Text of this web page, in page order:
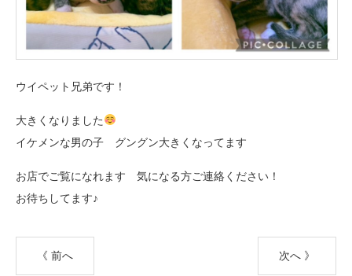
ウイペット兄弟です！
大きくなりました
イケメンな男の子 グングン大きくなってます
お店でご覧になれます 気になる方ご連絡ください！
お待ちしてます♪
《 前へ 次へ 》